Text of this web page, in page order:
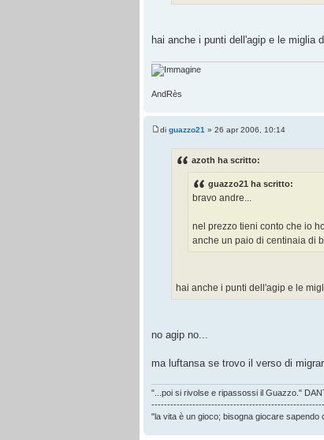
hai anche i punti dell'agip e le miglia
AndRès
di guazzo21 » 26 apr 2006, 10:14
azoth ha scritto:
guazzo21 ha scritto:
bravo andre...
nel prezzo tieni conto che io
anche un paio di centinaia di
hai anche i punti dell'agip e le
no agip no...
ma luftansa se trovo il verso di
"...poi si rivolse e ripassossi il Guazzo."
"la vita è un gioco; bisogna giocare